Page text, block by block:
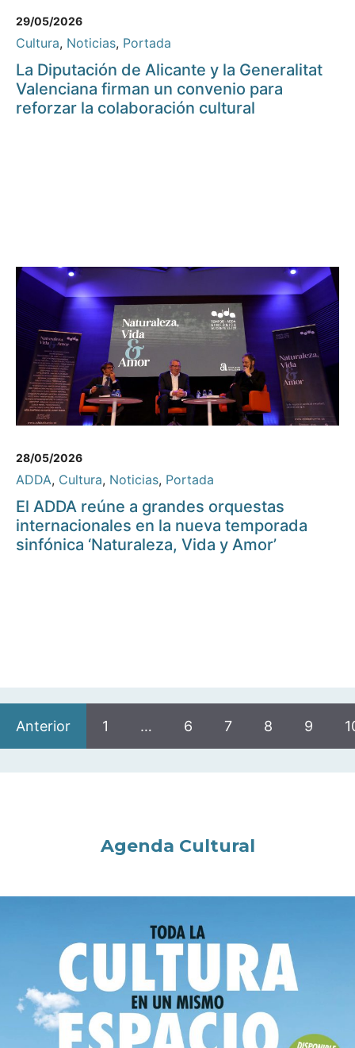
29/05/2026
Cultura, Noticias, Portada
La Diputación de Alicante y la Generalitat
Valenciana firman un convenio para
reforzar la colaboración cultural
28/05/2026
ADDA, Cultura, Noticias, Portada
El ADDA reúne a grandes orquestas
internacionales en la nueva temporada
sinfónica ‘Naturaleza, Vida y Amor’
Anterior 1 … 6 7 8 9
Agenda Cultural